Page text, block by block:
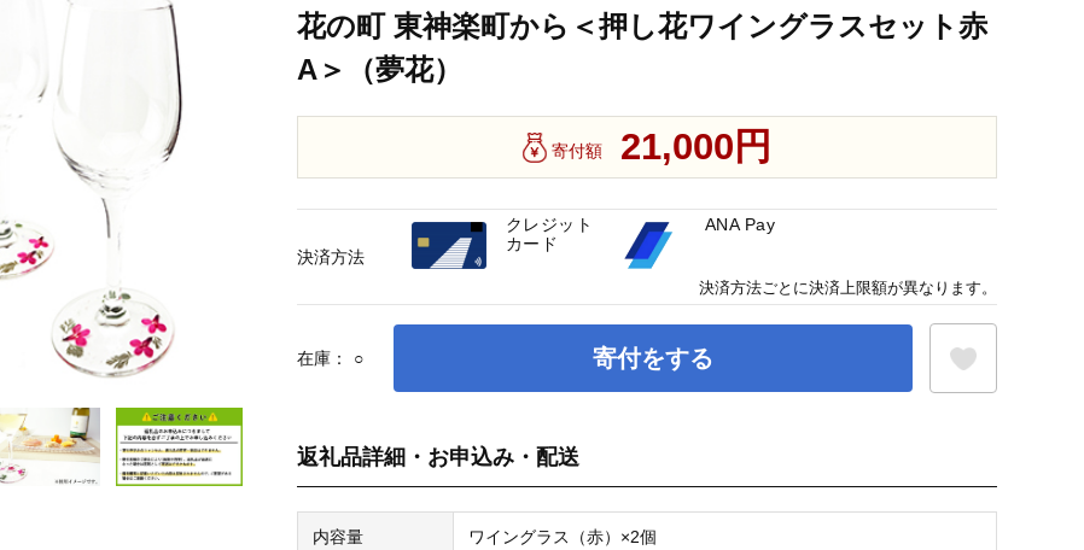
花の町 東神楽町から＜押し花ワイングラスセット赤
A＞（夢花）
寄付額 21,000円
在庫： ○ 寄付をする
返礼品詳細・お申込み・配送
内容量 ワイングラス（赤）×2個
決済方法
クレジット
カード
ANA Pay
決済方法ごとに決済上限額が異なります。